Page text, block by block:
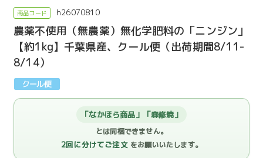
h26070810
農薬不使用（無農薬）無化学肥料の「ニンジン」
【約1kg】千葉県産、クール便（出荷期間8/11-
8/14）
「なかほら商品」「森修焼」
とは同梱できません。
2回に分けてご注文 をお願いいたします。